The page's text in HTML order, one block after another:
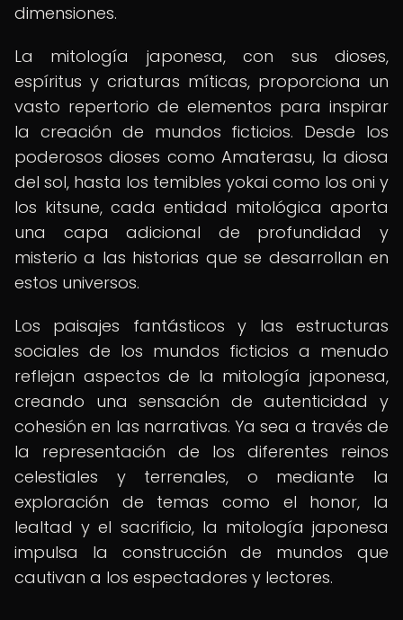
dimensiones.
La mitología japonesa, con sus dioses,
espíritus y criaturas míticas, proporciona un
vasto repertorio de elementos para inspirar
la creación de mundos ficticios. Desde los
poderosos dioses como Amaterasu, la diosa
del sol, hasta los temibles yokai como los oni y
los kitsune, cada entidad mitológica aporta
una capa adicional de profundidad y
misterio a las historias que se desarrollan en
estos universos.
Los paisajes fantásticos y las estructuras
sociales de los mundos ficticios a menudo
reflejan aspectos de la mitología japonesa,
creando una sensación de autenticidad y
cohesión en las narrativas. Ya sea a través de
la representación de los diferentes reinos
celestiales y terrenales, o mediante la
exploración de temas como el honor, la
lealtad y el sacrificio, la mitología japonesa
impulsa la construcción de mundos que
cautivan a los espectadores y lectores.